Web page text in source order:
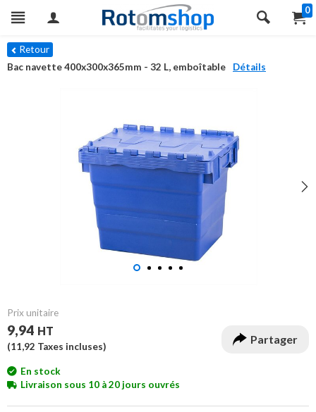
0
Retour
Bac navette 400x300x365mm - 32 L, emboîtable
Détails
Prix unitaire
9,94 HT
(11,92 Taxes incluses)
Partager
En stock
Livraison sous 10 à 20 jours ouvrés